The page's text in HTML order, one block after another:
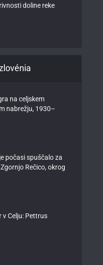
doline reke
na celjskem
nabrežju, 1930–
počasi spuščalo za
Rečico, okrog
v Celju: Pettrus